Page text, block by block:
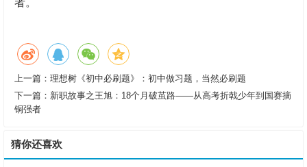
上一篇： 理想树《初中必刷题》：初中做习题，当然必刷题
下一篇： 新职故事之王旭：18个月破茧路——从高考折戟少年到国赛摘
铜强者
猜你还喜欢